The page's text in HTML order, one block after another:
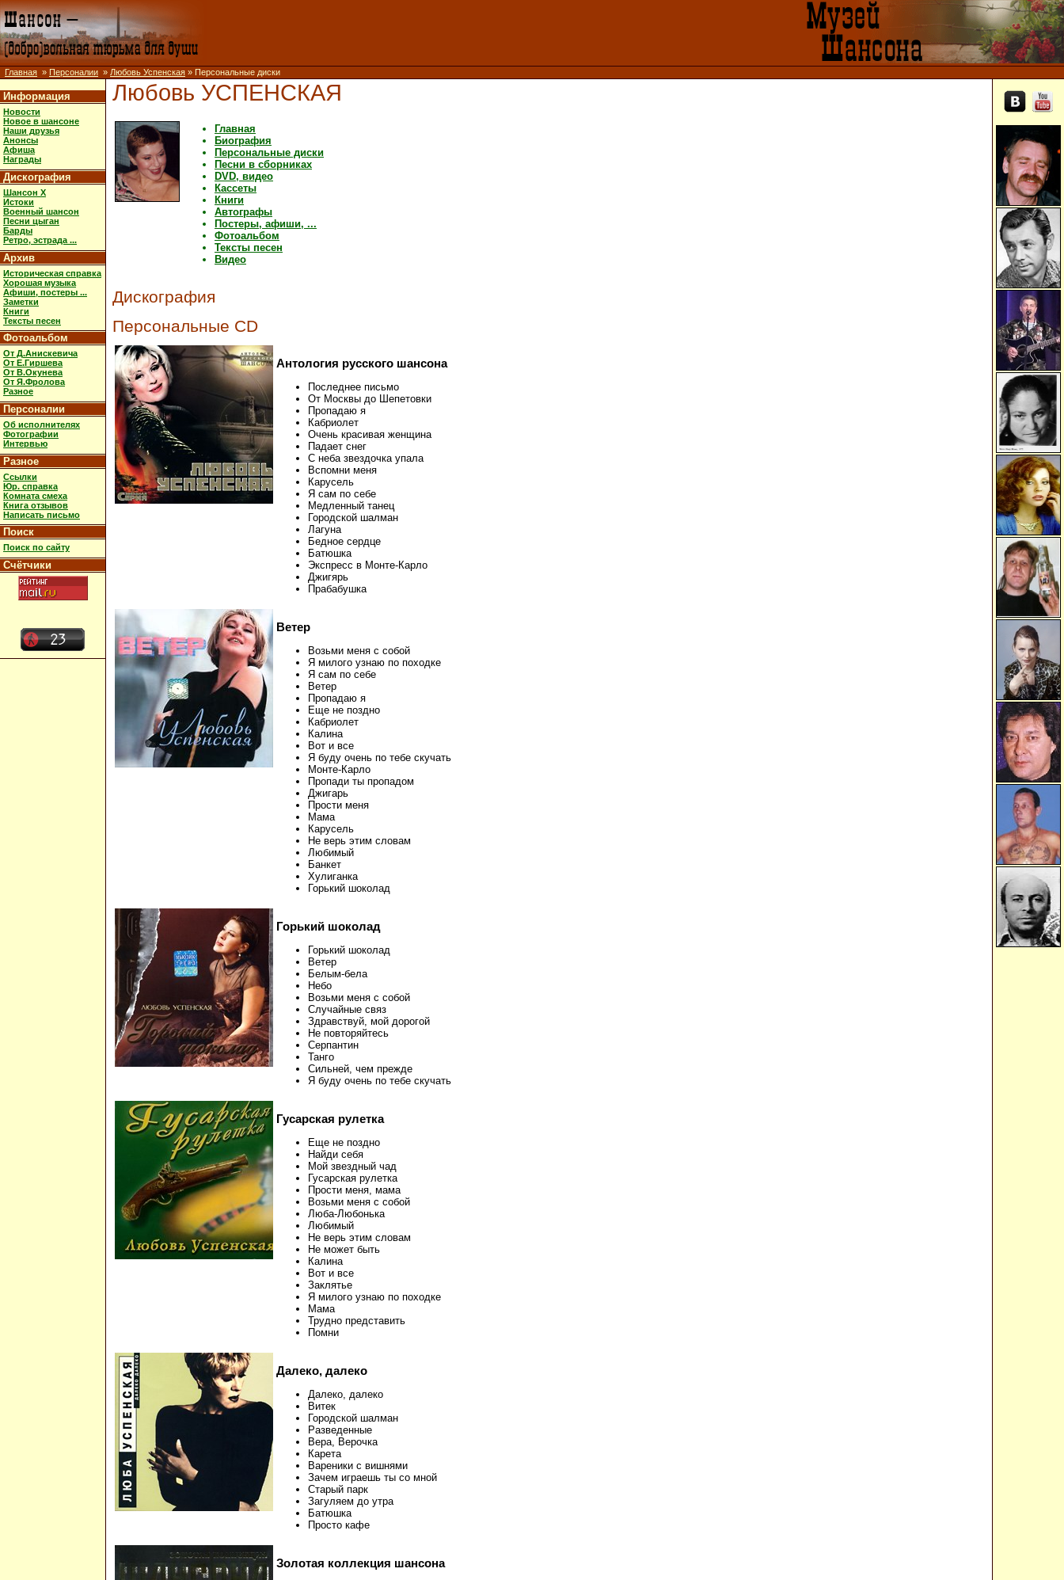
Главная » Персоналии » Любовь Успенская » Персональные диски
Информация
Новости
Новое в шансоне
Наши друзья
Анонсы
Афиша
Награды
Дискография
Шансон X
Истоки
Военный шансон
Песни цыган
Барды
Ретро, эстрада ...
Архив
Историческая справка
Хорошая музыка
Афиши, постеры ...
Заметки
Книги
Тексты песен
Фотоальбом
От Д.Анискевича
От Е.Гиршева
От В.Окунева
От Я.Фролова
Разное
Персоналии
Об исполнителях
Фотографии
Интервью
Разное
Ссылки
Юр. справка
Комната смеха
Книга отзывов
Написать письмо
Поиск
Поиск по сайту
Счётчики
Любовь УСПЕНСКАЯ
Главная
Биография
Персональные диски
Песни в сборниках
DVD, видео
Кассеты
Книги
Автографы
Постеры, афиши, ...
Фотоальбом
Тексты песен
Видео
Дискография
Персональные CD
Антология русского шансона
Последнее письмо
От Москвы до Шепетовки
Пропадаю я
Кабриолет
Очень красивая женщина
Падает снег
С неба звездочка упала
Вспомни меня
Карусель
Я сам по себе
Медленный танец
Городской шалман
Лагуна
Бедное сердце
Батюшка
Экспресс в Монте-Карло
Джигярь
Прабабушка
Ветер
Возьми меня с собой
Я милого узнаю по походке
Я сам по себе
Ветер
Пропадаю я
Еще не поздно
Кабриолет
Калина
Вот и все
Я буду очень по тебе скучать
Монте-Карло
Пропади ты пропадом
Джигарь
Прости меня
Мама
Карусель
Не верь этим словам
Любимый
Банкет
Хулиганка
Горький шоколад
Горький шоколад
Горький шоколад
Ветер
Белым-бела
Небо
Возьми меня с собой
Случайные связ
Здравствуй, мой дорогой
Не повторяйтесь
Серпантин
Танго
Сильней, чем прежде
Я буду очень по тебе скучать
Гусарская рулетка
Еще не поздно
Найди себя
Мой звездный чад
Гусарская рулетка
Прости меня, мама
Возьми меня с собой
Люба-Любонька
Любимый
Не верь этим словам
Не может быть
Калина
Вот и все
Заклятье
Я милого узнаю по походке
Мама
Трудно представить
Помни
Далеко, далеко
Далеко, далеко
Витек
Городской шалман
Разведенные
Вера, Верочка
Карета
Вареники с вишнями
Зачем играешь ты со мной
Старый парк
Загуляем до утра
Батюшка
Просто кафе
Золотая коллекция шансона